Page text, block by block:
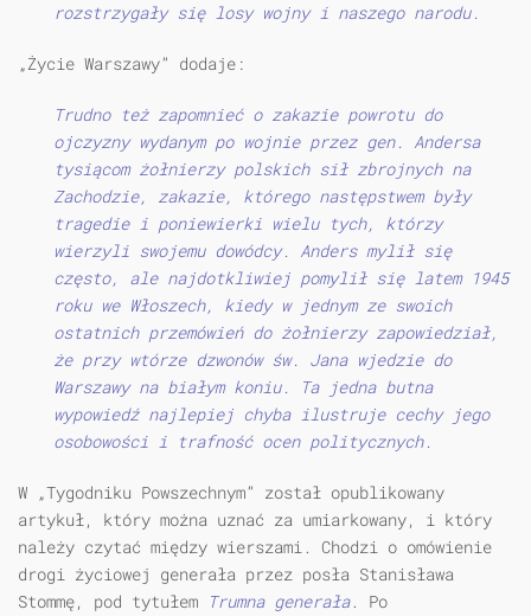
rozstrzygały się losy wojny i naszego narodu.
„Życie Warszawy” dodaje:
Trudno też zapomnieć o zakazie powrotu do
ojczyzny wydanym po wojnie przez gen. Andersa
tysiącom żołnierzy polskich sił zbrojnych na
Zachodzie, zakazie, którego następstwem były
tragedie i poniewierki wielu tych, którzy
wierzyli swojemu dowódcy. Anders mylił się
często, ale najdotkliwiej pomylił się latem 1945
roku we Włoszech, kiedy w jednym ze swoich
ostatnich przemówień do żołnierzy zapowiedział,
że przy wtórze dzwonów św. Jana wjedzie do
Warszawy na białym koniu. Ta jedna butna
wypowiedź najlepiej chyba ilustruje cechy jego
osobowości i trafność ocen politycznych.
W „Tygodniku Powszechnym” został opublikowany
artykuł, który można uznać za umiarkowany, i który
należy czytać między wierszami. Chodzi o omówienie
drogi życiowej generała przez posła Stanisława
Stommę, pod tytułem Trumna generała. Po